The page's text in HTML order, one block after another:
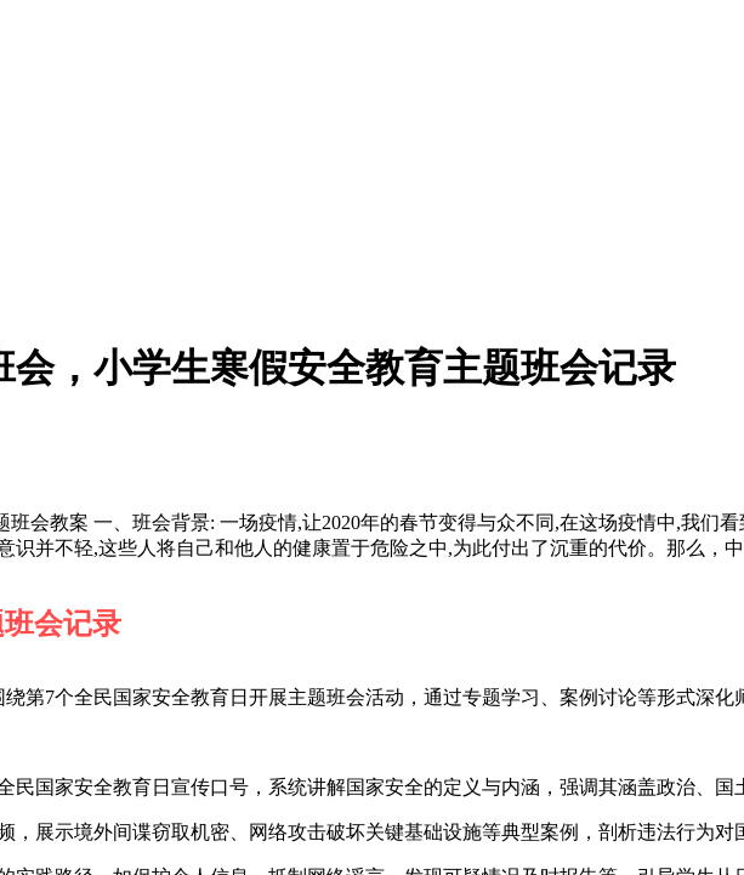
会，小学生寒假安全教育主题班会记录
会教案 一、班会背景: 一场疫情,让2020年的春节变得与众不同,在这场疫情中,我们
识并不轻,这些人将自己和他人的健康置于危险之中,为此付出了沉重的代价。那么，
会记录
绕第7个全民国家安全教育日开展主题班会活动，通过专题学习、案例讨论等形式深
民国家安全教育日宣传口号，系统讲解国家安全的定义与内涵，强调其涵盖政治、
，展示境外间谍窃取机密、网络攻击破坏关键基础设施等典型案例，剖析违法行为